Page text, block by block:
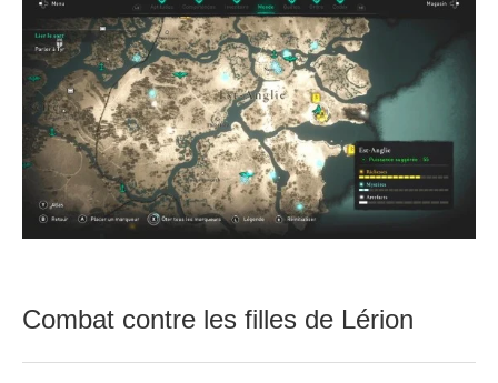
Combat contre les filles de Lérion